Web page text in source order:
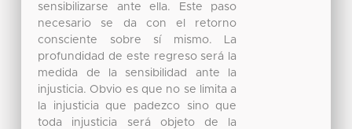
sensibilizarse ante ella. Este paso
necesario se da con el retorno
consciente sobre sí mismo. La
profundidad de este regreso será la
medida de la sensibilidad ante la
injusticia. Obvio es que no se limita a
la injusticia que padezco sino que
toda injusticia será objeto de la